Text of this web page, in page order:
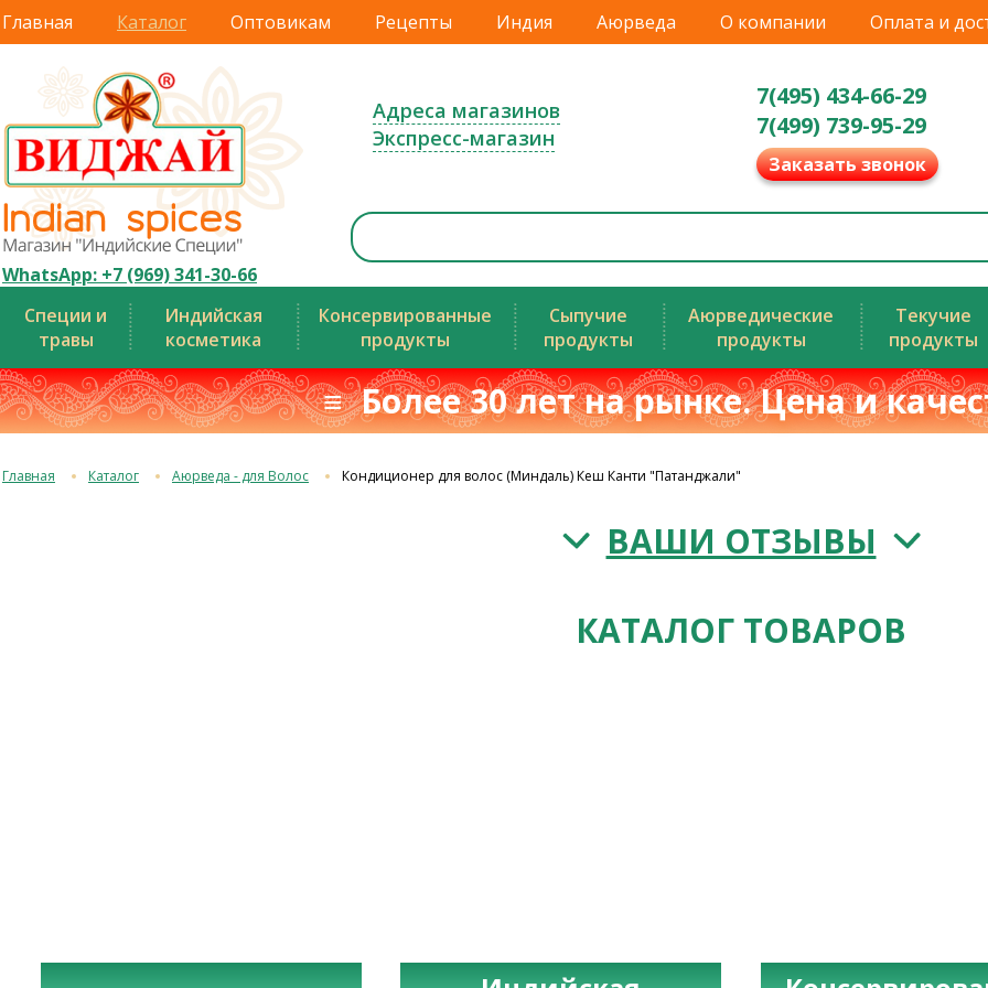
Главная Каталог Оптовикам Рецепты Индия Аюрведа О компании Оплата и
WhatsApp: +7 (969) 341-30-66
Адреса магазинов
Экспресс-магазин
7(495) 434-66-29
7(499) 739-95-29
Заказать звонок
Специи и
травы
Индийская
косметика
Консервированные
продукты
Сыпучие
продукты
Аюрведические
продукты
Текучие
продукты
≡ Более 30 лет на рынке. Цена и
Главная Каталог Аюрведа - для Волос Кондиционер для волос (Миндаль) Кеш Канти "Патанджали"
ВАШИ ОТЗЫВЫ
КАТАЛОГ ТОВАРОВ